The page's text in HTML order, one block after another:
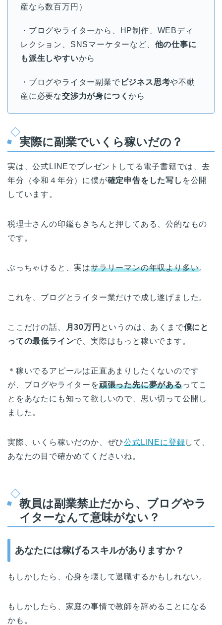
産なら数百万円）
・ブログやライターから、HP制作、WEBディ
レクション、SNSマーケターなど、 他の仕事に
も派生しやすいから
・ブログやライター副業で ビジネス思考や不動
産に必要な交渉力が身につくから
実際に副業でいくら稼いだの？
実は、公式LINEでプレゼントしてる電子書籍では、去
年分（令和４年分）に僕が確定申告をした写し を公開
しています。
税理士さんの印鑑もきちんと押してある、公的なもの
です。
ぶっちゃけると、実はサラリーマンの年収より多い。
これを、ブログとライター業だけで成し遂げました。
ここだけの話、 月30万円 というのは、あくまで僕にと
っての最低ラインで、実際はもっと稼いでます。
＊稼いでるアピールは正直あまりしたくないのです
が、ブログやライターを頑張った先に夢があるってこ
とをあなたにも知って欲しいので、思い切って公開し
ました。
実際、いくら稼いだのか、ぜひ公式LINEに登録して、
あなたの目で確かめてくださいね。
教員は副業禁止だから、ブログやラ
イターなんて意味がない？
あなたには稼げるスキルがありますか？
もしかしたら、心身を壊して退職するかもしれない。
もしかしたら、家庭の事情で教師を辞めることになる
かも。